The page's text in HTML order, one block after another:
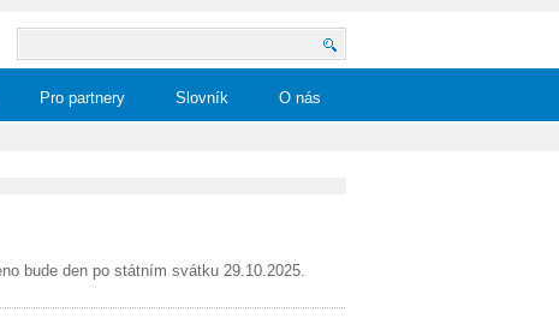
Pro partnery Slovník O nás
bude den po státním svátku 29.10.2025.